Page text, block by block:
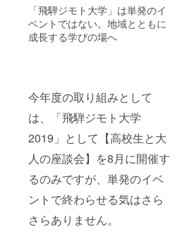
「飛騨ジモト大学」は単発のイ
ベントではない。地域とともに
成長する学びの場へ
今年度の取り組みとして
は、「飛騨ジモト大学
2019」として【高校生と大
人の座談会】を8月に開催す
るのみですが、単発のイベ
ントで終わらせる気はさら
さらありません。